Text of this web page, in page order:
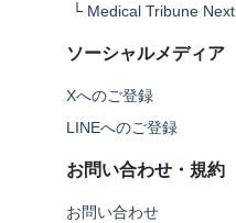
└ Medical Tribune Next
ソーシャルメディア
Xへのご登録
LINEへのご登録
お問い合わせ・規約
お問い合わせ